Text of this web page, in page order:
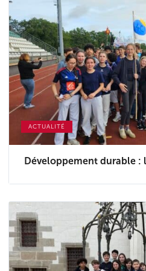
ACTUALITÉ
Développement durable :